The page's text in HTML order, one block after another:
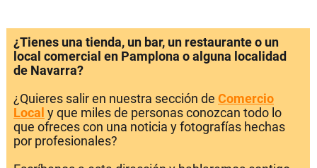
¿Tienes una tienda, un bar, un restaurante o un
local comercial en Pamplona o alguna localidad
de Navarra?
¿Quieres salir en nuestra sección de Comercio
Local y que miles de personas conozcan todo lo
que ofreces con una noticia y fotografías hechas
por profesionales?